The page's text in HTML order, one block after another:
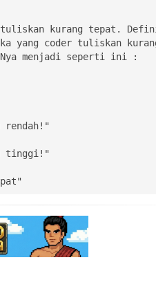
tuliskan kurang tepat.
yang coder tuliskan
menjadi seperti ini :